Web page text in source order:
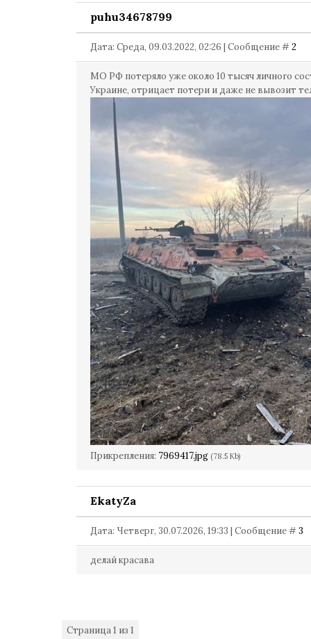
puhu34678799
Дата: Среда, 09.03.2022, 02:26 | Сообщение #2
МО РФ потеряло уже около 10 тысяч личного
Украине, отрицает потери и даже не вывозит
Прикрепления: 7969417.jpg (78.5 Kb)
EkatyZa
Дата: Четверг, 30.07.2026, 19:33 | Сообщение #3
делай красава
Страница1 из 1